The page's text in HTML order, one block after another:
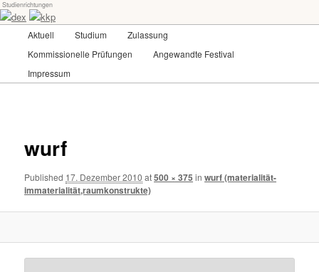
Skip
to
primary
contentdex-kkp
Universität für angewandte Kunst Wien
Studienrichtungen
Aktuell Studium
Zulassung
Kommissionelle Prüfungen
Angewandte Festival
Impressum
wurf
Published 17. Dezember 2010 at500 × 375 inwurf (materialität-
immaterialität,raumkonstrukte)